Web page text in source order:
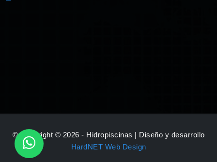
© Copyright © 2026 - Hidropiscinas | Diseño y desarrollo
HardNET Web Design